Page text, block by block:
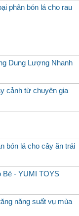
phân bón lá cho rau
Dung Lượng Nhanh
cảnh từ chuyên gia
bón lá cho cây ăn trái
Bé - YUMI TOYS
năng suất vụ mùa